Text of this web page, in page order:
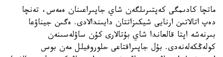
ماتچا كادىمگى كەپتىرىلگەن شاي جاپىراعىنان ەمەس، تەنچا
دەپ اتالاتىن ارنايى شيكىزاتتان دايىندالادى. ەگىن جيناۋعا
بىرنەشە اپتا قالعاندا شاي بۇتالارى كۇن ساۋلەسىنەن
كولەڭكەلەنەدى. بۇل جاپىراقتاعى حلوروفيلل مەن بوس